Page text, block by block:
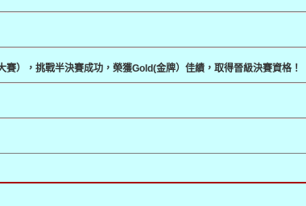
），挑戰半決賽成功，榮獲Gold(金牌）佳績，取得晉級決賽資格！